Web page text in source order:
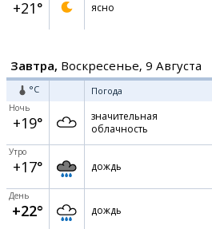
+21° ясно
Завтра, Воскресенье, 9 Августа
°C Погода
Ночь
+19°
значительная
облачность
Утро
+17° дождь
День
+22° дождь